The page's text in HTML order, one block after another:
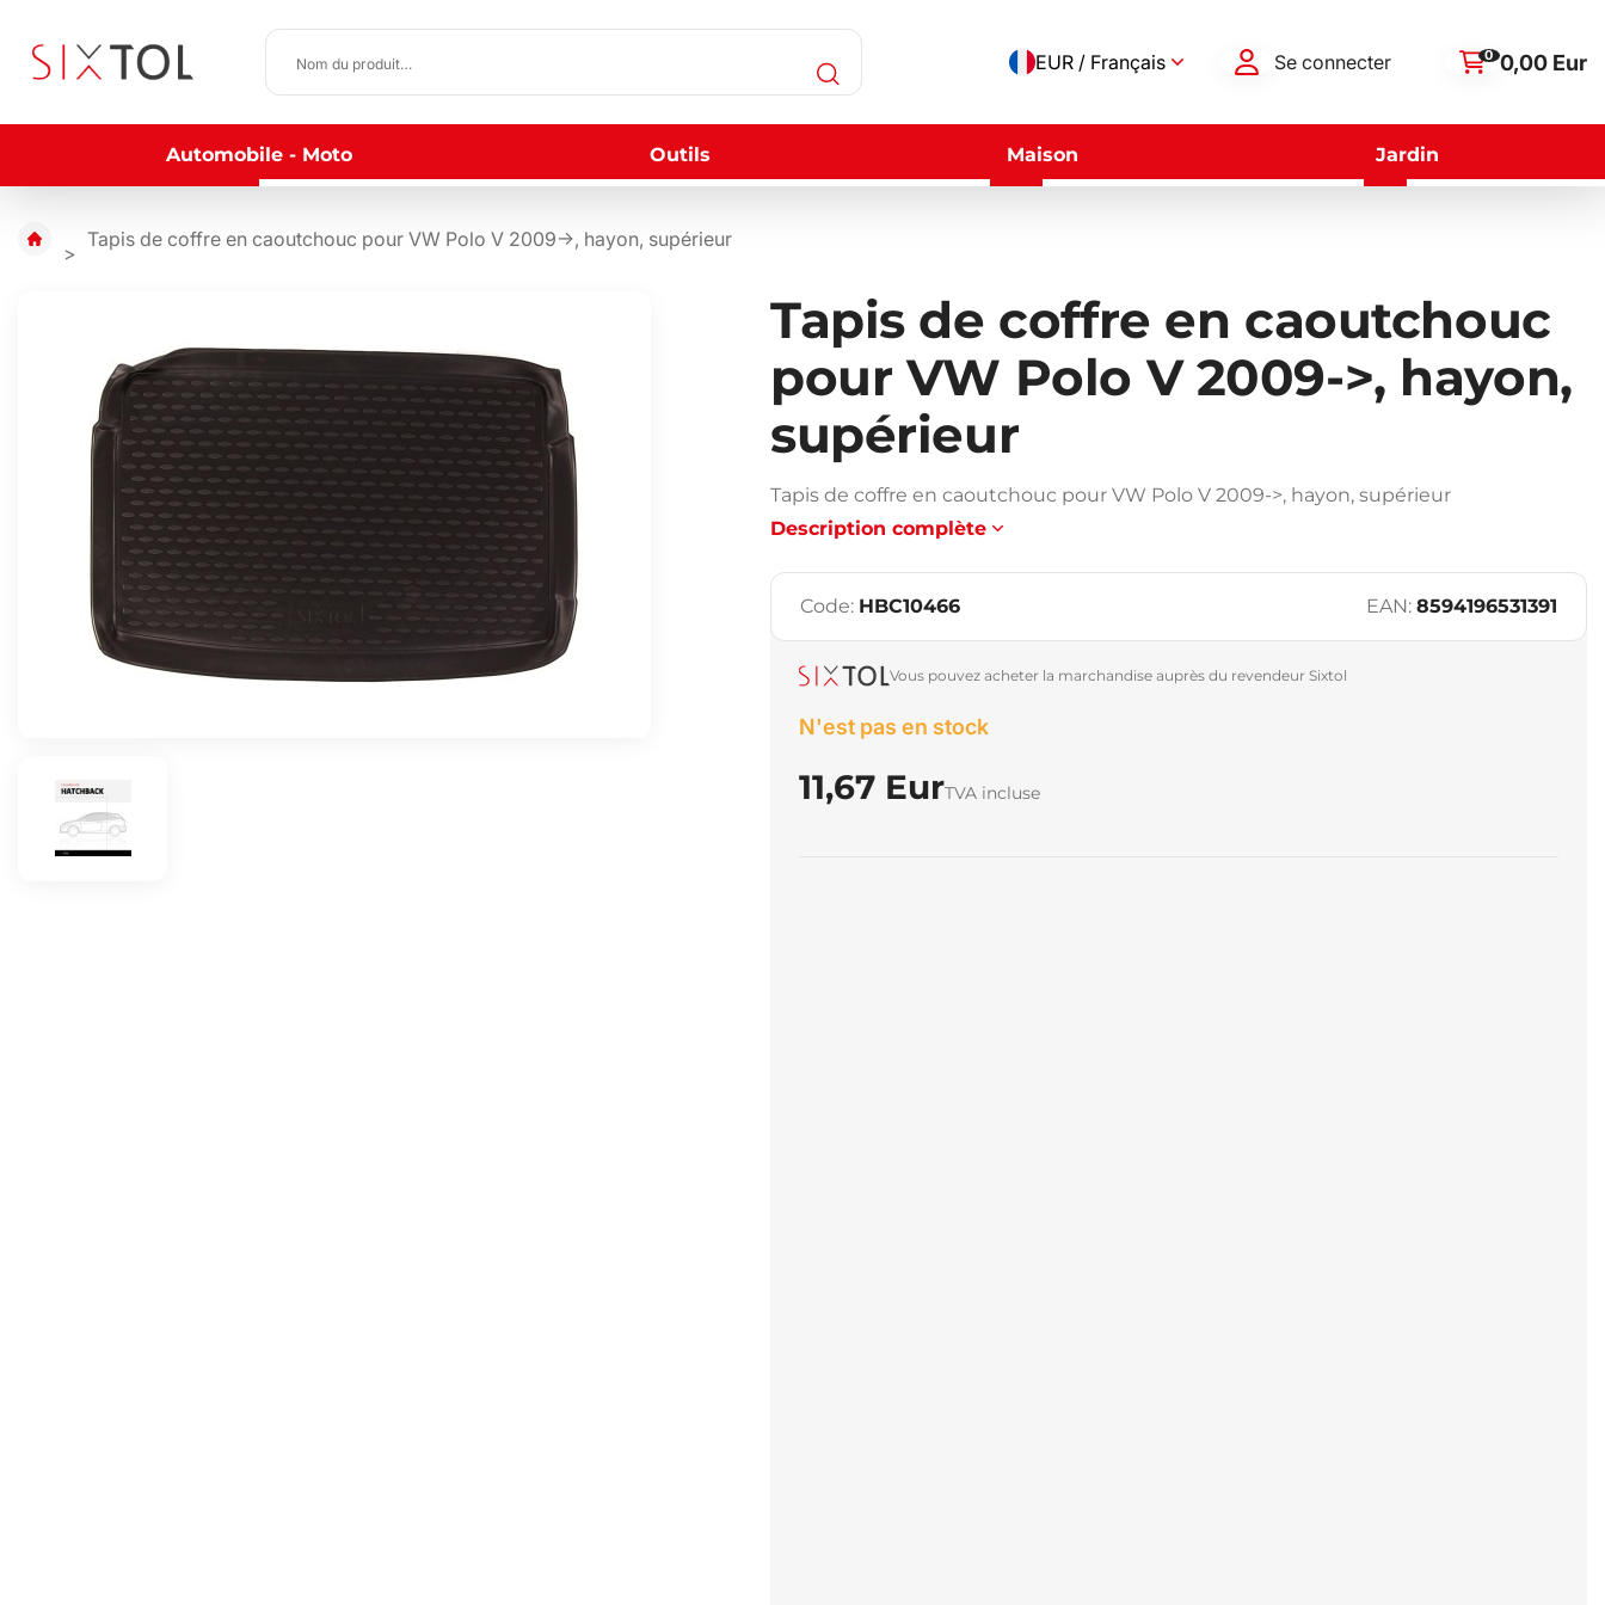
EUR / Français Se connecter 0 0,00 Eur
Automobile - Moto Outils Maison Jardin
Tapis de coffre en caoutchouc pour VW Polo V 2009->, hayon, supérieur
Tapis de coffre en caoutchouc
pour VW Polo V 2009->, hayon,
supérieur
Tapis de coffre en caoutchouc pour VW Polo V 2009->, hayon, supérieur
Description complète
Code: HBC10466 EAN: 8594196531391
Vous pouvez acheter la marchandise auprès du revendeur Sixtol
N'est pas en stock
11,67 EurTVA incluse